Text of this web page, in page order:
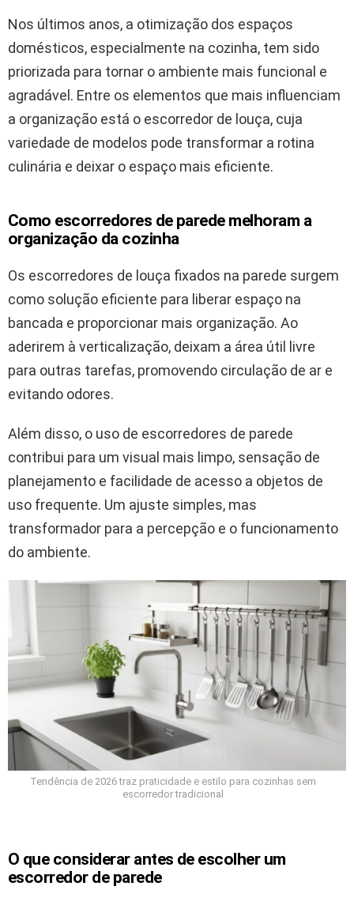
Nos últimos anos, a otimização dos espaços
domésticos, especialmente na cozinha, tem sido
priorizada para tornar o ambiente mais funcional e
agradável. Entre os elementos que mais influenciam
a organização está o escorredor de louça, cuja
variedade de modelos pode transformar a rotina
culinária e deixar o espaço mais eficiente.
Como escorredores de parede melhoram a
organização da cozinha
Os escorredores de louça fixados na parede surgem
como solução eficiente para liberar espaço na
bancada e proporcionar mais organização. Ao
aderirem à verticalização, deixam a área útil livre
para outras tarefas, promovendo circulação de ar e
evitando odores.
Além disso, o uso de escorredores de parede
contribui para um visual mais limpo, sensação de
planejamento e facilidade de acesso a objetos de
uso frequente. Um ajuste simples, mas
transformador para a percepção e o funcionamento
do ambiente.
Tendência de 2026 traz praticidade e estilo para cozinhas sem
escorredor tradicional
O que considerar antes de escolher um
escorredor de parede